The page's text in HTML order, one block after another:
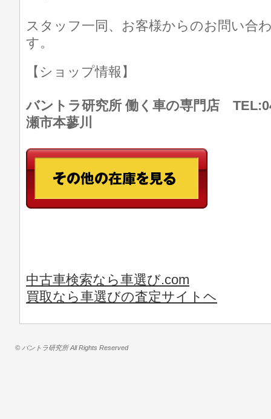
スタッフ一同、お客様からのお問い合
す。
【ショップ情報】
バントラ研究所 働く車の専門店
瀬市本蓼川
中古車検索なら車選び.com
買取なら車選びの査定サイトヘ
© バントラ研究所 All Rights Reserved